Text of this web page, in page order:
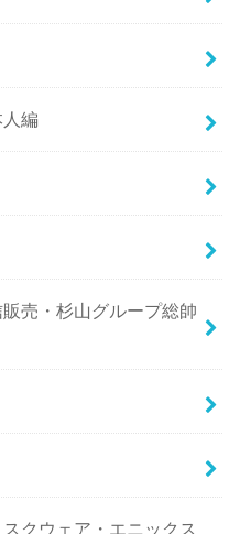
編
売・杉山グループ総帥
クウェア・エニックス